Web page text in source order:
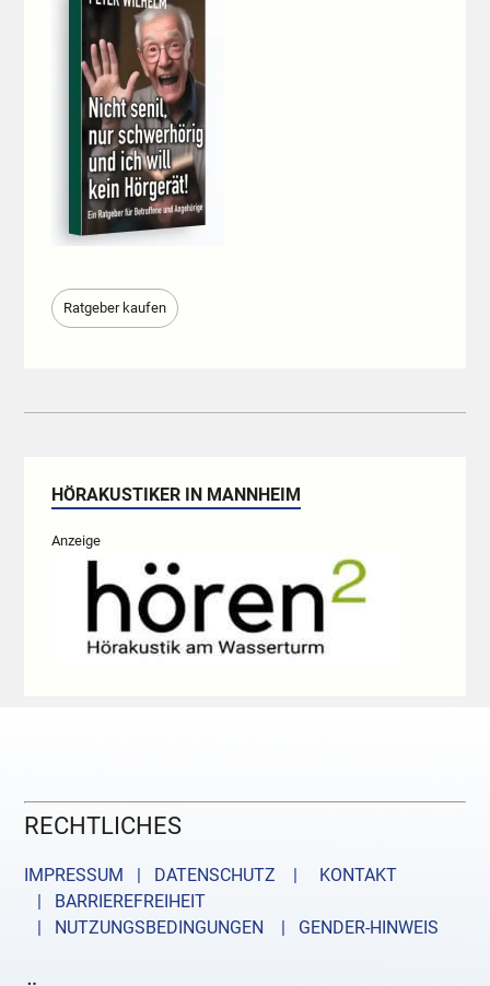
Ratgeber kaufen
HÖRAKUSTIKER IN MANNHEIM
Anzeige
RECHTLICHES
IMPRESSUM | DATENSCHUTZ |
KONTAKT
| BARRIEREFREIHEIT
| NUTZUNGSBEDINGUNGEN
| GENDER-HINWEIS